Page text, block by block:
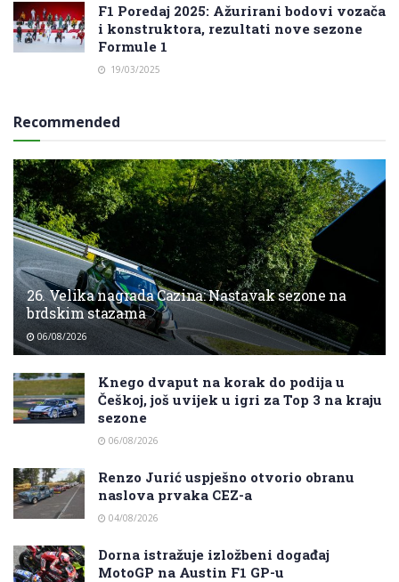
F1 Poredaj 2025: Ažurirani bodovi vozača
i konstruktora, rezultati nove sezone
Formule 1
19/03/2025
Recommended
26. Velika nagrada Cazina: Nastavak sezone na
brdskim stazama
06/08/2026
Knego dvaput na korak do podija u
Češkoj, još uvijek u igri za Top 3 na kraju
sezone
06/08/2026
Renzo Jurić uspješno otvorio obranu
naslova prvaka CEZ-a
04/08/2026
Dorna istražuje izložbeni događaj
MotoGP na Austin F1 GP-u